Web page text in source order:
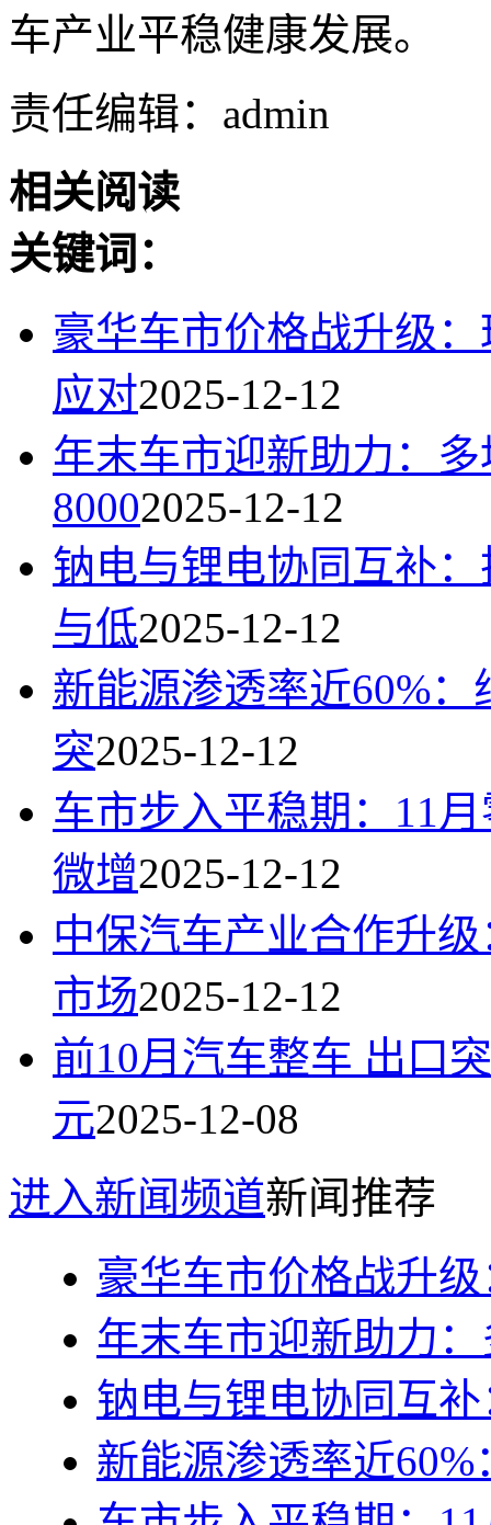
车产业平稳健康发展。
责任编辑：admin
相关阅读
关键词：
豪华车市价格战升级
应对2025-12-12
年末车市迎新助力：
80002025-12-12
钠电与锂电协同互补
与低2025-12-12
新能源渗透率近60%
突2025-12-12
车市步入平稳期：11
微增2025-12-12
中保汽车产业合作升
市场2025-12-12
前10月汽车整车 出口
元2025-12-08
进入新闻频道新闻推荐
豪华车市价格战升
年末车市迎新助力
钠电与锂电协同互
新能源渗透率近